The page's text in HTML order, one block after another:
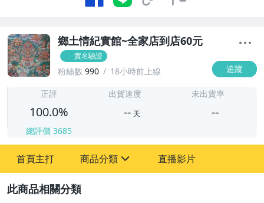
鄉土情紀實館~全家店到店60元
實名驗證
粉絲數 990 18小時前上線 追蹤
正評
100.0%
總評價 3685
出貨速度
-- 天
未出貨率
--
首頁主打 商品分類
圖書/影音/文具
直播影片